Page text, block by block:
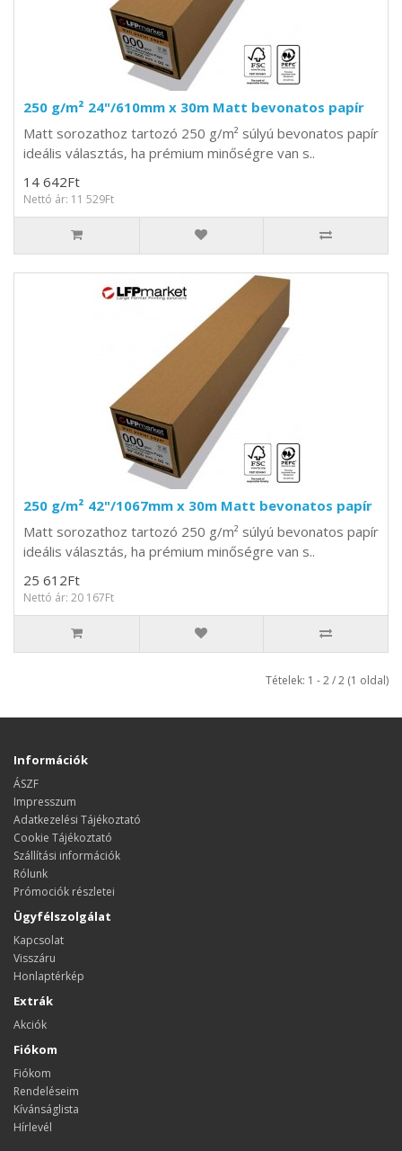
250 g/m² 24"/610mm x 30m Matt bevonatos papír
Matt sorozathoz tartozó 250 g/m² súlyú bevonatos papír
ideális választás, ha prémium minőségre van s..
14 642Ft
Nettó ár: 11 529Ft
250 g/m² 42"/1067mm x 30m Matt bevonatos papír
Matt sorozathoz tartozó 250 g/m² súlyú bevonatos papír
ideális választás, ha prémium minőségre van s..
25 612Ft
Nettó ár: 20 167Ft
Tételek: 1 - 2 / 2 (1 oldal)
Információk
ÁSZF
Impresszum
Adatkezelési Tájékoztató
Cookie Tájékoztató
Szállítási információk
Rólunk
Prómociók részletei
Ügyfélszolgálat
Kapcsolat
Visszáru
Honlaptérkép
Extrák
Akciók
Fiókom
Fiókom
Rendeléseim
Kívánságlista
Hírlevél